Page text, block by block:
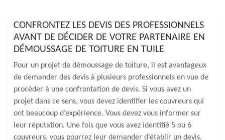
CONFRONTEZ LES DEVIS DES PROFESSIONNELS
AVANT DE DÉCIDER DE VOTRE PARTENAIRE EN
DÉMOUSSAGE DE TOITURE EN TUILE
Pour un projet de démoussage de toiture, il est avantageux
de demander des devis à plusieurs professionnels en vue de
procéder à une confrontation de devis. Si vous avez un
projet dans ce sens, vous devez identifier les couvreurs qui
ont beaucoup d’expérience. Vous devez vous informer sur
leur réputation. Une fois que vous avez identifié 5 ou 6
couvreurs, vous pourrez leur demander d’établir un devis.